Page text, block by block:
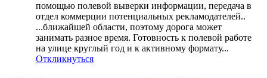
помощью полевой выверки информации, передача в
отдел коммерции потенциальных рекламодателей..
...ближайшей области, поэтому дорога может
занимать разное время. Готовность к полевой работе
на улице круглый год и к активному формату...
Откликнуться